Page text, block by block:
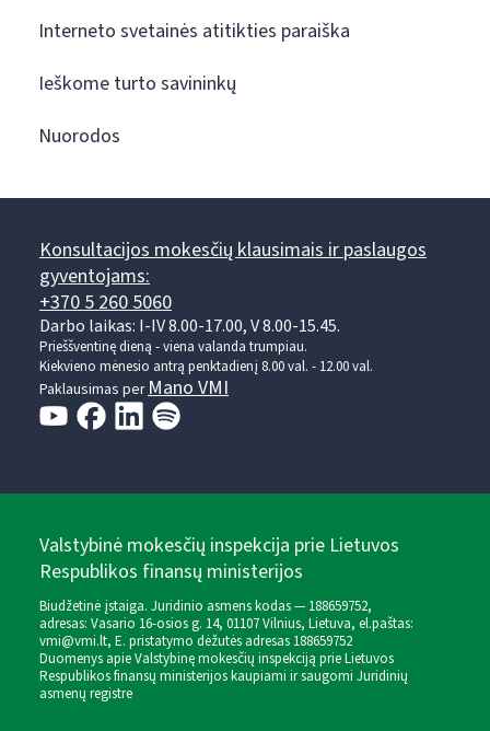
Interneto svetainės atitikties paraiška
Ieškome turto savininkų
Nuorodos
Konsultacijos mokesčių klausimais ir paslaugos
gyventojams:
+370 5 260 5060
Darbo laikas: I-IV 8.00-17.00, V 8.00-15.45.
Prieššventinę dieną - viena valanda trumpiau.
Kiekvieno mėnesio antrą penktadienį 8.00 val. - 12.00 val.
Paklausimas perMano VMI
Valstybinė mokesčių inspekcija prie Lietuvos
Respublikos finansų ministerijos
Biudžetinė įstaiga. Juridinio asmens kodas — 188659752,
adresas: Vasario 16-osios g. 14, 01107 Vilnius, Lietuva, el.paštas:
vmi@vmi.lt, E. pristatymo dėžutės adresas 188659752
Duomenys apie Valstybinę mokesčių inspekciją prie Lietuvos
Respublikos finansų ministerijos kaupiami ir saugomi Juridinių
asmenų registre